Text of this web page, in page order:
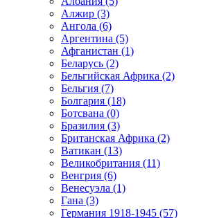
Алжир (3)
Ангола (6)
Аргентина (5)
Афганистан (1)
Беларусь (2)
Бельгийская Африка (2)
Бельгия (7)
Болгария (18)
Ботсвана (0)
Бразилия (3)
Британская Африка (2)
Ватикан (13)
Великобритания (11)
Венгрия (6)
Венесуэла (1)
Гана (3)
Германия 1918-1945 (57)